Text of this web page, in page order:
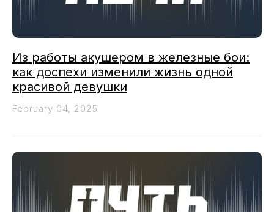
Из работы акушером в железные бои:
как доспехи изменили жизнь одной
красивой девушки
February 04, 2025